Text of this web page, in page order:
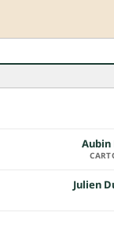
Aubin
Julien